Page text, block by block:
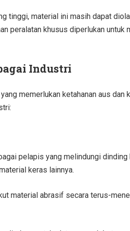
tinggi, material ini masih dapat
peralatan khusus diperlukan untuk
Industri
memerlukan ketahanan aus dan
pelapis yang melindungi
keras lainnya.
material abrasif secara terus-